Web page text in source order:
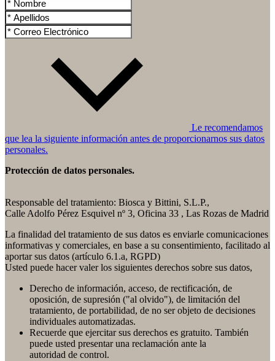
Le recomendamos
que lea la siguiente información antes de proporcionarnos sus datos
personales.
Protección de datos personales.
Responsable del tratamiento: Biosca y Bittini, S.L.P.,
Calle Adolfo Pérez Esquivel nº 3, Oficina 33 , Las Rozas de Madrid
La finalidad del tratamiento de sus datos es enviarle comunicaciones
informativas y comerciales, en base a su consentimiento, facilitado al
aportar sus datos (artículo 6.1.a, RGPD)
Usted puede hacer valer los siguientes derechos sobre sus datos,
Derecho de información, acceso, de rectificación, de
oposición, de supresión ("al olvido"), de limitación del
tratamiento, de portabilidad, de no ser objeto de decisiones
individuales automatizadas.
Recuerde que ejercitar sus derechos es gratuito. También
puede usted presentar una reclamación ante la
autoridad de control.